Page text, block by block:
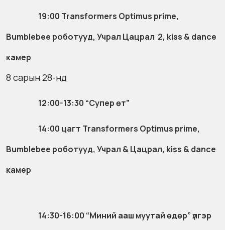
19:00 Transformers Optimus prime,
Bumblebee роботууд, Учрал Цацрал 2, kiss & dance
камер
8 сарын 28-нд
12:00-13:30 “Супер өт”
14:00 цагт Transformers Optimus prime,
Bumblebee роботууд, Учрал & Цацрал, kiss & dance
камер
14:30-16:00 “Миний ааш муутай өдөр” үлгэр